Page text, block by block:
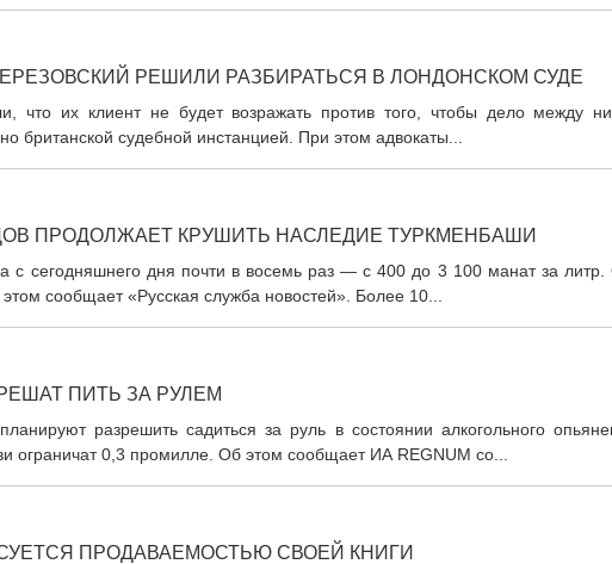
РЕШИЛИ РАЗБИРАТЬСЯ В ЛОНДОНСКОМ СУДЕ
что их клиент не будет возражать против того, чтобы дело между
британской судебной инстанцией. При этом адвокаты...
ПРОДОЛЖАЕТ КРУШИТЬ НАСЛЕДИЕ ТУРКМЕНБАШИ
с сегодняшнего дня почти в восемь раз — с 400 до 3 100 манат за литр.
сообщает «Русская служба новостей». Более 10...
ПИТЬ ЗА РУЛЕМ
разрешить садиться за руль в состоянии алкогольного
ограничат 0,3 промилле. Об этом сообщает ИА REGNUM со...
ПРОДАВАЕМОСТЬЮ СВОЕЙ КНИГИ